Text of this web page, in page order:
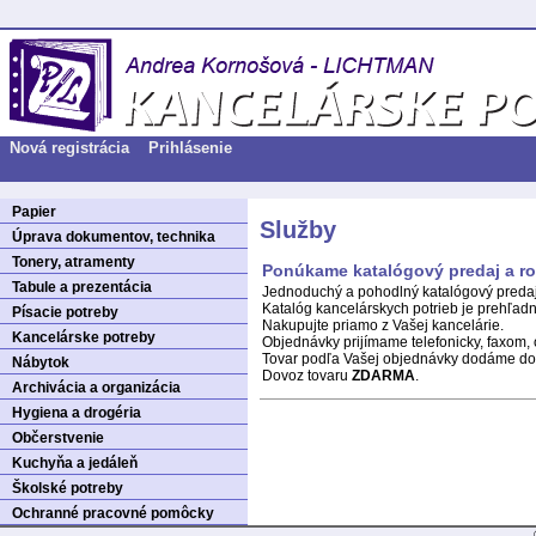
Nová registrácia Prihlásenie
Papier
Úprava dokumentov, technika
Tonery, atramenty
Tabule a prezentácia
Písacie potreby
Kancelárske potreby
Nábytok
Archivácia a organizácia
Hygiena a drogéria
Občerstvenie
Kuchyňa a jedáleň
Školské potreby
Ochranné pracovné pomôcky
Služby
Ponúkame katalógový predaj a
Jednoduchý a pohodlný katalógový
Katalóg kancelárskych potrieb je
Nakupujte priamo z Vašej kancelárie.
Objednávky prijímame telefonicky,
Tovar podľa Vašej objednávky dodáme
Dovoz tovaru ZDARMA.